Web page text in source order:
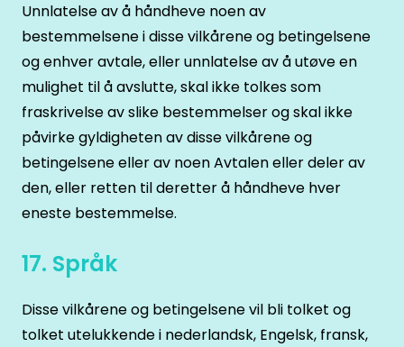
Unnlatelse av å håndheve noen av
bestemmelsene i disse vilkårene og betingelsene
og enhver avtale, eller unnlatelse av å utøve en
mulighet til å avslutte, skal ikke tolkes som
fraskrivelse av slike bestemmelser og skal ikke
påvirke gyldigheten av disse vilkårene og
betingelsene eller av noen Avtalen eller deler av
den, eller retten til deretter å håndheve hver
eneste bestemmelse.
17. Språk
Disse vilkårene og betingelsene vil bli tolket og
tolket utelukkende i nederlandsk, Engelsk, fransk,